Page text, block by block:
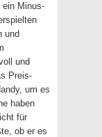
ein Minus-
und
und
Preis-
um es
haben
für
ob er es